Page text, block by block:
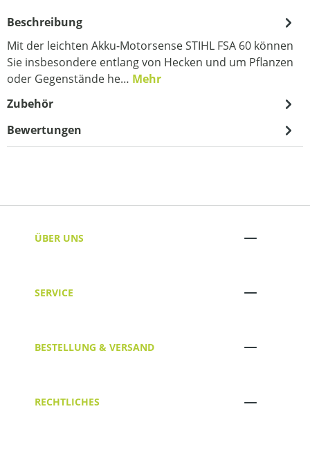
Beschreibung
Mit der leichten Akku-Motorsense STIHL FSA 60 können
Sie insbesondere entlang von Hecken und um Pflanzen
oder Gegenstände he… Mehr
Zubehör
Bewertungen
ÜBER UNS
SERVICE
BESTELLUNG & VERSAND
RECHTLICHES